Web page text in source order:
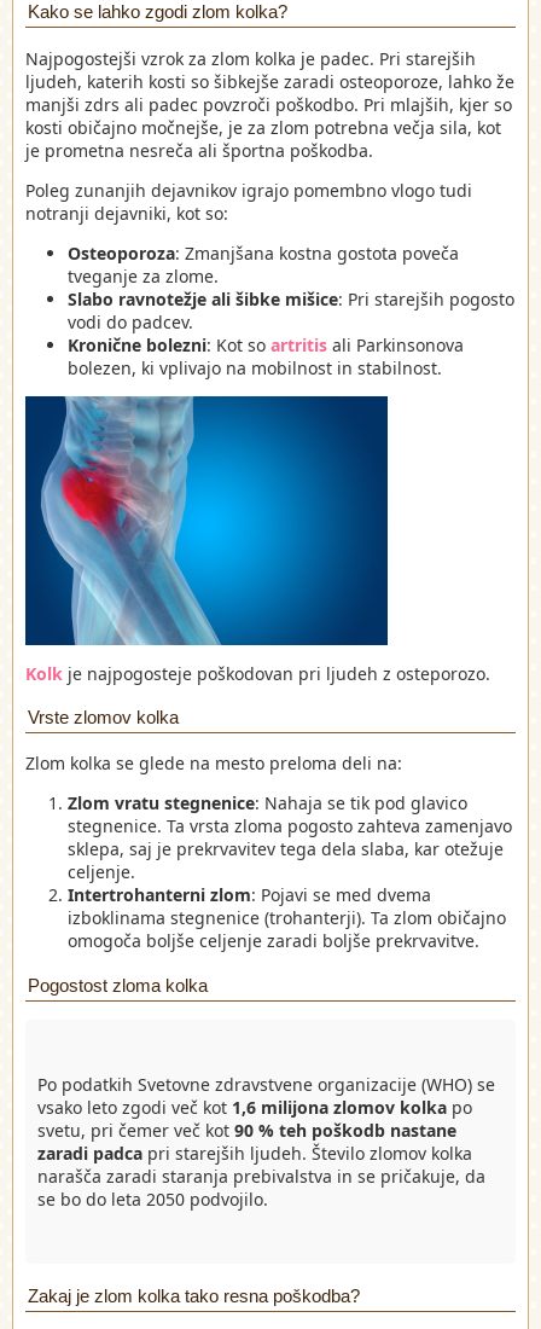
Kako se lahko zgodi zlom kolka?
Najpogostejši vzrok za zlom kolka je padec. Pri starejših
ljudeh, katerih kosti so šibkejše zaradi osteoporoze, lahko že
manjši zdrs ali padec povzroči poškodbo. Pri mlajših, kjer so
kosti običajno močnejše, je za zlom potrebna večja sila, kot
je prometna nesreča ali športna poškodba.
Poleg zunanjih dejavnikov igrajo pomembno vlogo tudi
notranji dejavniki, kot so:
Osteoporoza: Zmanjšana kostna gostota poveča
tveganje za zlome.
Slabo ravnotežje ali šibke mišice: Pri starejših pogosto
vodi do padcev.
Kronične bolezni: Kot so artritis ali Parkinsonova
bolezen, ki vplivajo na mobilnost in stabilnost.
Kolk je najpogosteje poškodovan pri ljudeh z osteporozo.
Vrste zlomov kolka
Zlom kolka se glede na mesto preloma deli na:
Zlom vratu stegnenice: Nahaja se tik pod glavico
stegnenice. Ta vrsta zloma pogosto zahteva zamenjavo
sklepa, saj je prekrvavitev tega dela slaba, kar otežuje
celjenje.
Intertrohanterni zlom: Pojavi se med dvema
izboklinama stegnenice (trohanterji). Ta zlom običajno
omogoča boljše celjenje zaradi boljše prekrvavitve.
Pogostost zloma kolka
Po podatkih Svetovne zdravstvene organizacije (WHO) se
vsako leto zgodi več kot 1,6 milijona zlomov kolka po
svetu, pri čemer več kot 90 % teh poškodb nastane
zaradi padca pri starejših ljudeh. Število zlomov kolka
narašča zaradi staranja prebivalstva in se pričakuje, da
se bo do leta 2050 podvojilo.
Zakaj je zlom kolka tako resna poškodba?